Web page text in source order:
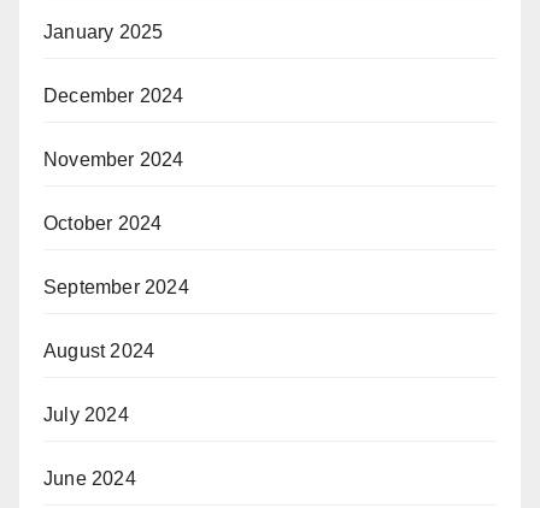
January 2025
December 2024
November 2024
October 2024
September 2024
August 2024
July 2024
June 2024